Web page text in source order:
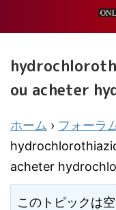
ou acheter
ホーム › フォーラ
acheter
このトピックは空